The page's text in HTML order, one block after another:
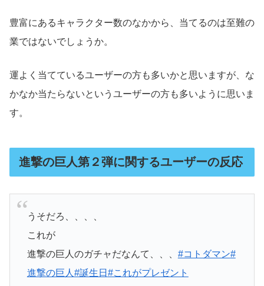
豊富にあるキャラクター数のなかから、当てるのは至難の
業ではないでしょうか。
運よく当てているユーザーの方も多いかと思いますが、な
かなか当たらないというユーザーの方も多いように思いま
す。
進撃の巨人第２弾に関するユーザーの反応
うそだろ、、、、
これが
進撃の巨人のガチャだなんて、、、 #コトダマン#
進撃の巨人 #誕生日 #これがプレゼント